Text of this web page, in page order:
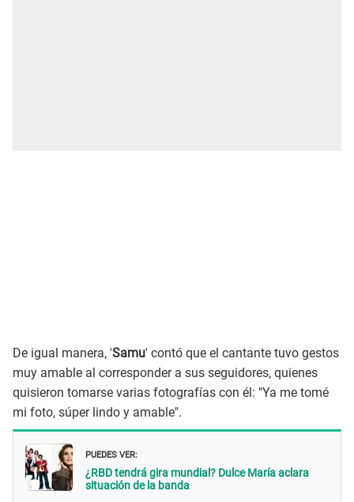
De igual manera, 'Samu' contó que el cantante tuvo gestos
muy amable al corresponder a sus seguidores, quienes
quisieron tomarse varias fotografías con él: "Ya me tomé
mi foto, súper lindo y amable".
PUEDES VER:
¿RBD tendrá gira mundial? Dulce María aclara
situación de la banda